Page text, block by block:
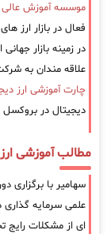
موسسه آموزش عالی
فعال در بازار ارز
در زمینه بازار
علاقه مندان به
چارت آموزشی ارز
دیجیتال در بروکسل
مطالب آموزشی
سهامیر با برگزاری
علمی سرمایه گذاری
ای از مشکلات رایج